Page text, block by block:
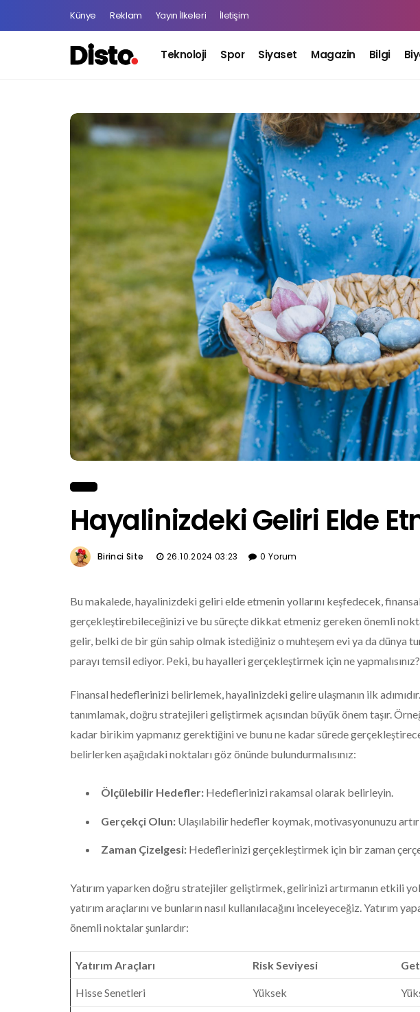
Künye Reklam Yayın İlkeleri İletişim
Teknoloji Spor Siyaset Magazin Bilgi
Hayalinizdeki Geliri Elde
Birinci Site 26.10.2024 03:23 0 Yorum
Bu makalede, hayalinizdeki geliri elde etmenin yollarını keşfedecek,
gerçekleştirebileceğinizi ve bu süreçte dikkat etmeniz gereken önemli
gelir, belki de bir gün sahip olmak istediğiniz o muhteşem evi ya da dünya
parayı temsil ediyor. Peki, bu hayalleri gerçekleştirmek için ne yapmalısınız?
Finansal hedeflerinizi belirlemek, hayalinizdeki gelire ulaşmanın ilk
tanımlamak, doğru stratejileri geliştirmek açısından büyük önem taşır.
kadar birikim yapmanız gerektiğini ve bunu ne kadar sürede
belirlerken aşağıdaki noktaları göz önünde bulundurmalısınız:
Ölçülebilir Hedefler: Hedeflerinizi rakamsal olarak belirleyin.
Gerçekçi Olun: Ulaşılabilir hedefler koymak, motivasyonunuzu
Zaman Çizelgesi: Hedeflerinizi gerçekleştirmek için bir zaman
Yatırım yaparken doğru stratejiler geliştirmek, gelirinizi artırmanın etkili
yatırım araçlarını ve bunların nasıl kullanılacağını inceleyeceğiz. Yatırım
önemli noktalar şunlardır:
Yatırım Araçları Risk Seviyesi
Hisse Senetleri Yüksek